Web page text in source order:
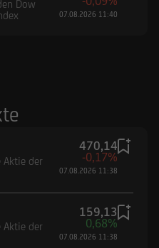
Dow
07.08.2026 11:40
der
470,14
-0,17%
07.08.2026 11:38
der
159,13
0,68%
07.08.2026 11:38